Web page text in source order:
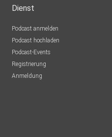
Dienst
Podcast anmelden
Podcast hochladen
Podcast-Events
Registrierung
Anmeldung